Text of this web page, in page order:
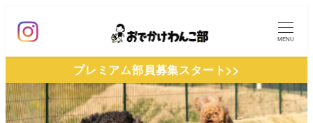
ン
ン
テ
MENU
プレミアム部員募集スタート>>